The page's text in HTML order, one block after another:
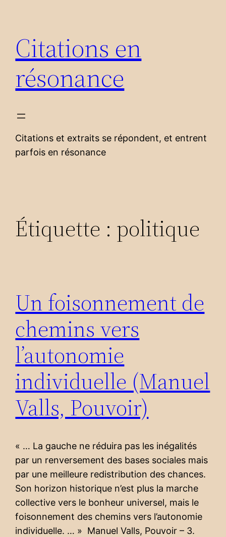
contenu
Citations en
résonance
Citations et extraits se répondent, et entrent
parfois en résonance
Étiquette : politique
Un foisonnement de
chemins vers
l’autonomie
individuelle (Manuel
Valls, Pouvoir)
« … La gauche ne réduira pas les inégalités
par un renversement des bases sociales mais
par une meilleure redistribution des chances.
Son horizon historique n’est plus la marche
collective vers le bonheur universel, mais le
foisonnement des chemins vers l’autonomie
individuelle. … » Manuel Valls, Pouvoir – 3.